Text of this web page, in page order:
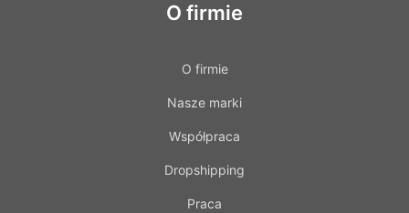
O firmie
O firmie
Nasze marki
Współpraca
Dropshipping
Praca